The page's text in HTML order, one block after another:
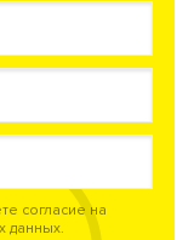
согласие на
данных.